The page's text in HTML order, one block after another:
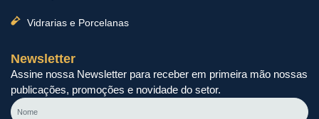
Vidrarias e Porcelanas
Newsletter
Assine nossa Newsletter para receber em primeira mão nossas
publicações, promoções e novidade do setor.
Nome